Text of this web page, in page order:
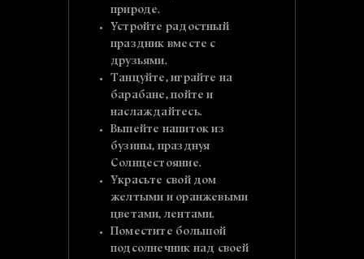
природе.
Устройте радостный
праздник вместе с
друзьями.
Танцуйте, играйте на
барабане, пойте и
наслаждайтесь.
Выпейте напиток из
бузины, празднуя
Солнцестояние.
Украсьте свой дом
желтыми и оранжевыми
цветами, лентами.
Поместите большой
подсолнечник над своей